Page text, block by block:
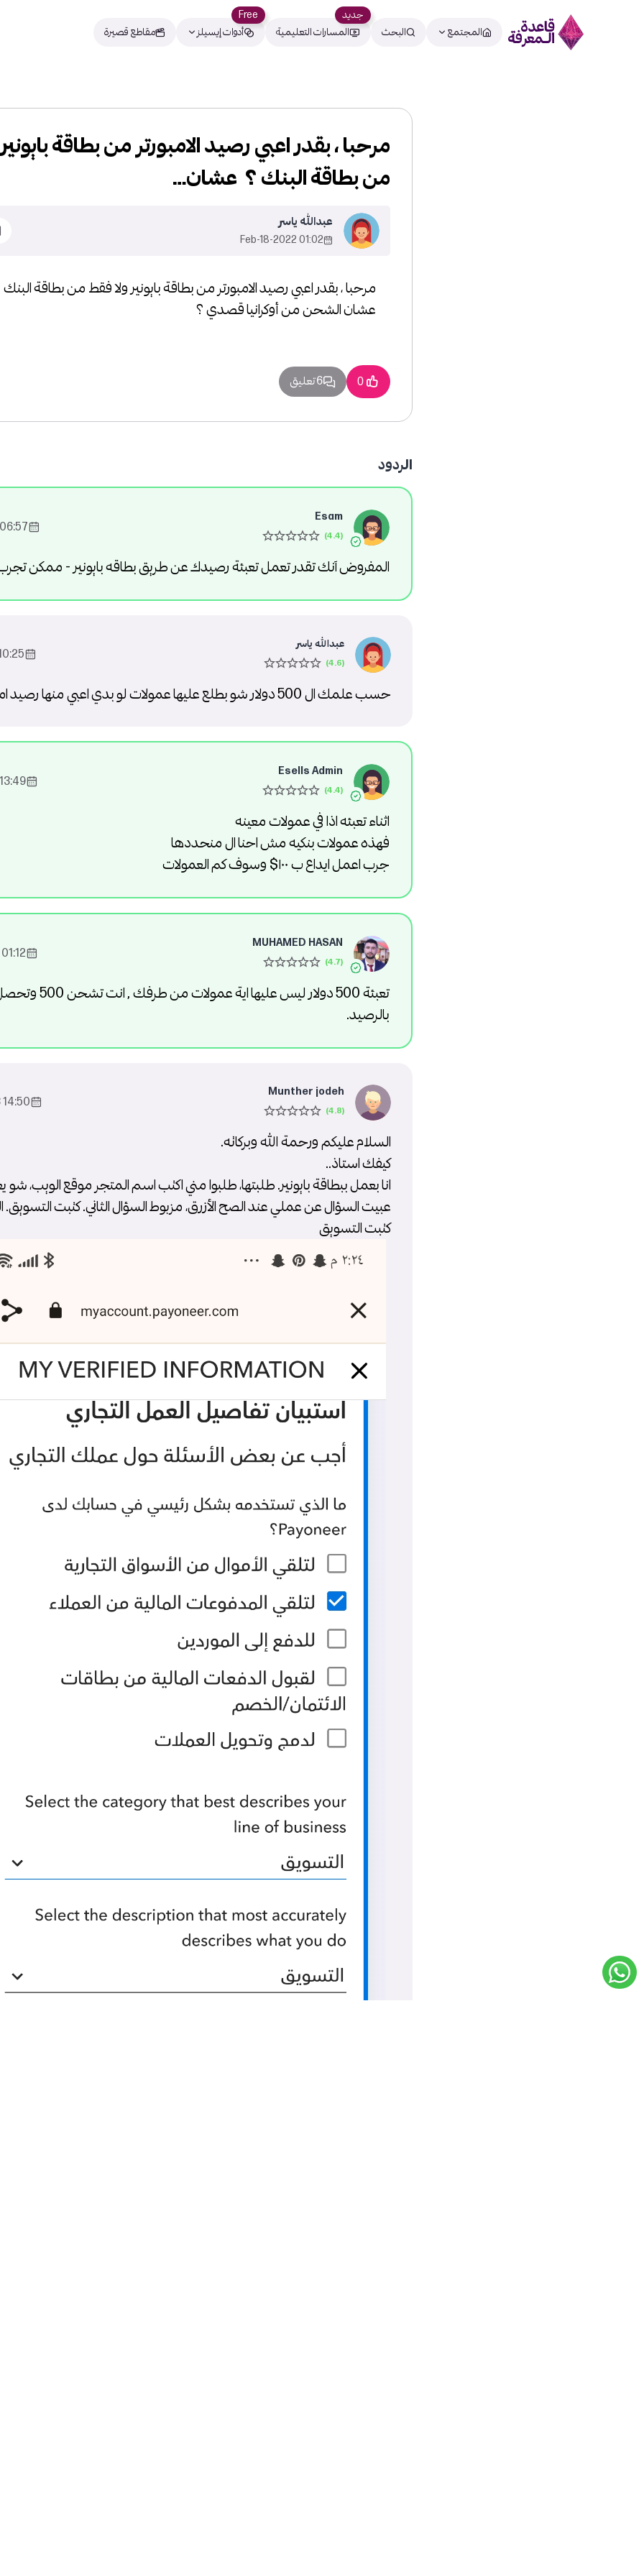
المجتمع البحث المسارات التعليمية
جديد
أدوات إيسيلز
Free
مقاطع قصيرة
مرحبا ، بقدر اعبي رصيد الامبورتر من بطاقة بايونير ولا فقط من بطاقة
عشان الشحن من أوكرانيا قصدي ؟
مرحبا ، بقدر اعبي رصيد الامبورتر من بطاقة
من بطاقة البنك ؟ عشان…
عبدالله ياسر
01:02 2022-Feb-18
0 6 تعليق
الردود
Esam
06:57 2022-Feb-18
المفروض آنك تقدر تعمل تعبئة رصيدك عن طريق بطاقه بايونير - ممكن
عبدالله ياسر
2022-Feb-18
حسب علمك ال 500 دولار شو بطلع عليها عمولات لو بدي اعبي منها رصيد امبورتر ؟
Esells Admin
13:49 2022-Feb-18
اثناء تعبئه اذا في عمولات معينه
فهذه عمولات بنكيه مش احنا ال منحددها
جرب اعمل ايداع ب ١٠٠$ وسوف كم العمولات
MUHAMED HASAN
01:12 2022-Feb-20
بالرصيد.
Munther jodeh
14:50 2023-Dec-06
السلام عليكم ورحمة الله وبركاته.
كيفك استاذ..
انا بعمل ببطاقة بايونير. طلبتها، طلبوا مني اكتب اسم المتجر موقع الويب، شو
عبيت السؤال عن عملي عند الصح الأزرق، مزبوط السؤال الثاني. كتبت التسويق.
كتبت التسويق